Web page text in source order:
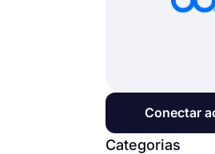
Conectar
Categorias